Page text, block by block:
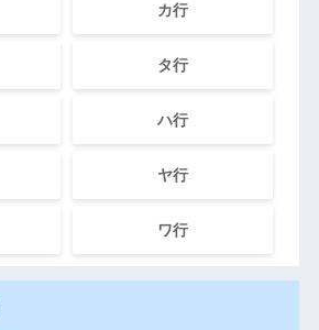
カ行
タ行
ハ行
ヤ行
ワ行